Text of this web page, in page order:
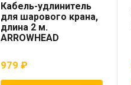
Кабель-удлинитель
для шарового крана,
длина 2 м.
ARROWHEAD
979 ₽